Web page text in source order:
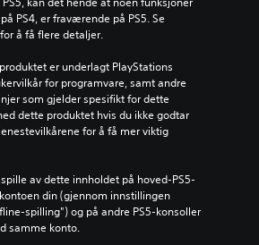
PS4, er fraværende på PS5. Se
å få flere detaljer.
er underlagt PlayStations
for programvare, samt andre
som gjelder spesifikt for dette
dette produktet hvis du ikke godtar
for å få mer viktig
av dette innholdet på hoved-PS5-
din (gjennom innstillingen
spilling") og på andre PS5-konsoller
samme konto.